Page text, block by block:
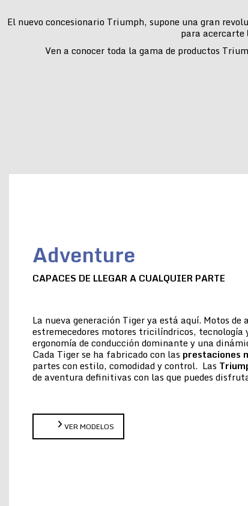
El nuevo concesionario Triumph, supone una gran
para acercarte
Ven a conocer toda la gama de productos
Adventure
CAPACES DE LLEGAR A CUALQUIER PARTE
La nueva generación Tiger ya está aquí. Motos
estremecedores motores tricilíndricos, tecnología
ergonomía de conducción dominante y una
Cada Tiger se ha fabricado con las prestaciones
partes con estilo, comodidad y control. Las
de aventura definitivas con las que puedes
VER MODELOS